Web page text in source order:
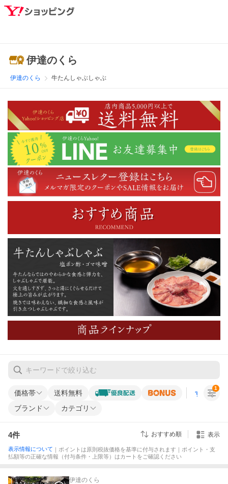
伊達のくら
伊達のくら 牛たんしゃぶしゃぶ
価格帯 送料無料 すべての条
ブランド カテゴリ
1
4件 おすすめ順 表示
表示情報について ｜ポイントは原則税抜価格を基準に付与されます｜ポイント・支
払額等の正確な情報（付与条件・上限等）はカートをご確認ください
伊達のくら